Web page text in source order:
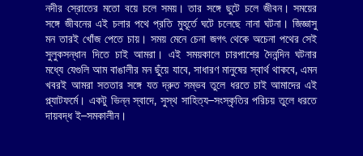
নদীর স্রোতের মতো বয়ে চলে সময়। তার সঙ্গে ছুটে চলে জীবন। সময়ের
সঙ্গে জীবনের এই চলার পথে প্রতি মুহূর্তে ঘটে চলেছে নানা ঘটনা। জিজ্ঞাসু
মন তারই খোঁজ পেতে চায়। সময় মেনে চেনা জগৎ থেকে অচেনা পথের সেই
সুলুকসন্ধান দিতে চাই আমরা। এই সময়কালে চারপাশের দৈনন্দিন ঘটনার
মধ্যে যেগুলি আম বাঙালীর মন ছুঁয়ে যাবে, সাধারণ মানুষের স্বার্থ থাকবে, এমন
খবরই আমরা সততার সঙ্গে যত দ্রুত সম্ভব তুলে ধরতে চাই আমাদের এই
প্ল্যাটফর্মে। একটু ভিন্ন স্বাদে, সুস্থ সাহিত্য–সংস্কৃতির পরিচয় তুলে ধরতে
দায়বদ্ধ ই–সমকালীন।